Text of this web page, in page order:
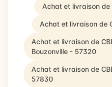
Achat et livraison de
Achat et livraison de
Achat et livraison de
Bouzonville - 57320
Achat et livraison de
57830